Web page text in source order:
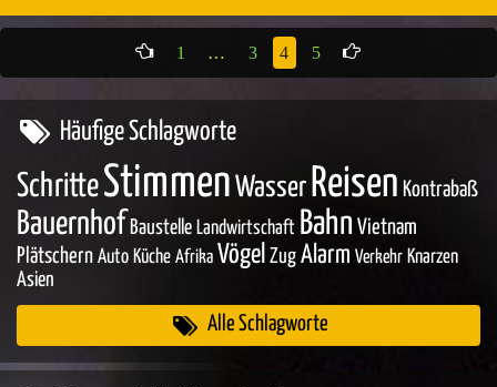
1 … 3 4 5
Häufige Schlagworte
SchritteStimmenWasser Reisen Kontrabaß
Bauernhof Baustelle Landwirtschaft Bahn Vietnam
Plätschern Auto Küche Afrika Vögel Zug Alarm Verkehr Knarzen
Asien
Alle Schlagworte